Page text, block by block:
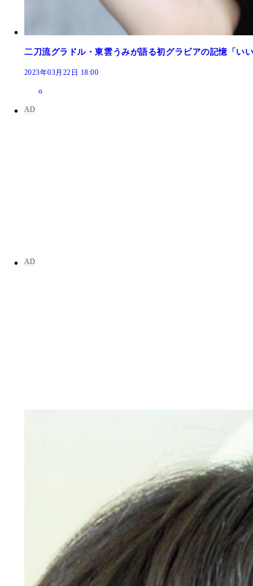
二刀流グラドル・東雲うみが語る初グラビアの記憶「い
2023年03月22日 18:00